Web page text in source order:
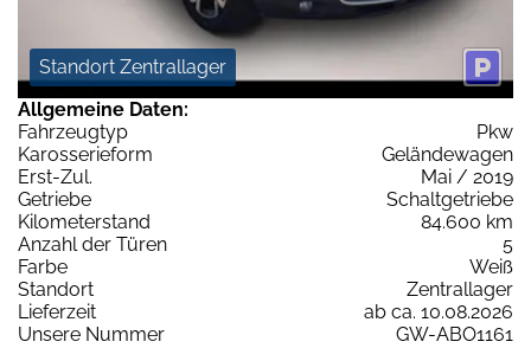
Standort Zentrallager
Allgemeine Daten:
Fahrzeugtyp
Pkw
Karosserieform
Geländewagen
Erst-Zul.
Mai / 2019
Getriebe
Schaltgetriebe
Kilometerstand
84.600 km
Anzahl der Türen
5
Farbe
Weiß
Standort
Zentrallager
Lieferzeit
ab ca. 10.08.2026
Unsere Nummer
GW-ABO1161